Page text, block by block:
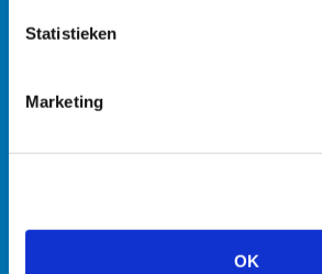
Statistieken
Marketing
OK